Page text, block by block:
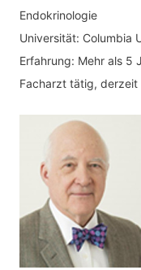
Endokrinologie
Universität: Columbia
Erfahrung: Mehr als 5
Facharzt tätig, derzeit